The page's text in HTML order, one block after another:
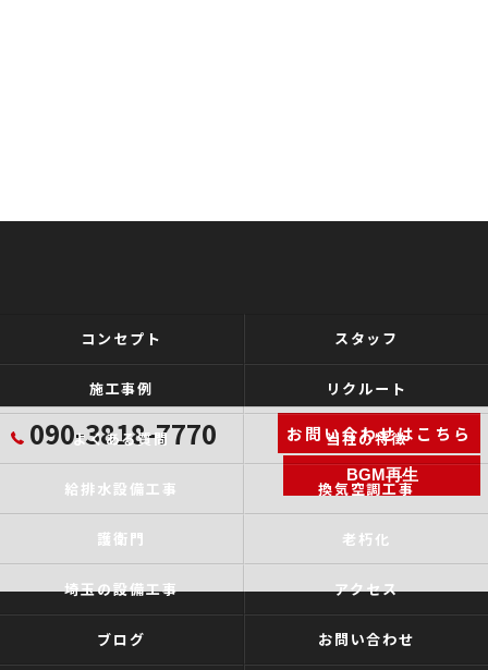
090-3818-7770 お問い合わせはこちら
BGM再生
コンセプト スタッフ
施工事例 リクルート
よくある質問 当社の特徴
給排水設備工事 換気空調工事
護衛門 老朽化
埼玉の設備工事 アクセス
ブログ お問い合わせ